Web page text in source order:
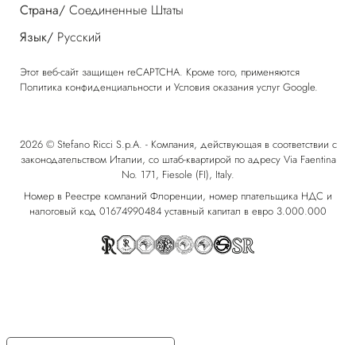
Страна/ Соединенные Штаты
Язык/ Русский
Этот веб-сайт защищен reCAPTCHA. Кроме того, применяются
Политика конфиденциальности и Условия оказания услуг Google.
2026 © Stefano Ricci S.p.A. - Компания, действующая в соответствии с
законодательством Италии, со штаб-квартирой по адресу Via Faentina
No. 171, Fiesole (FI), Italy.
Номер в Реестре компаний Флоренции, номер плательщика НДС и
налоговый код 01674990484 уставный капитал в евро 3.000.000